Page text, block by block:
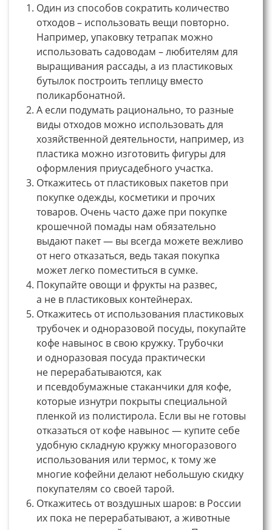
Один из способов сократить количество
отходов – использовать вещи повторно.
Например, упаковку тетрапак можно
использовать садоводам – любителям для
выращивания рассады, а из пластиковых
бутылок построить теплицу вместо
поликарбонатной.
А если подумать рационально, то разные
виды отходов можно использовать для
хозяйственной деятельности, например, из
пластика можно изготовить фигуры для
оформления приусадебного участка.
Откажитесь от пластиковых пакетов при
покупке одежды, косметики и прочих
товаров. Очень часто даже при покупке
крошечной помады нам обязательно
выдают пакет — вы всегда можете вежливо
от него отказаться, ведь такая покупка
может легко поместиться в сумке.
Покупайте овощи и фрукты на развес,
а не в пластиковых контейнерах.
Откажитесь от использования пластиковых
трубочек и одноразовой посуды, покупайте
кофе навынос в свою кружку. Трубочки
и одноразовая посуда практически
не перерабатываются, как
и псевдобумажные стаканчики для кофе,
которые изнутри покрыты специальной
пленкой из полистирола. Если вы не готовы
отказаться от кофе навынос — купите себе
удобную складную кружку многоразового
использования или термос, к тому же
многие кофейни делают небольшую скидку
покупателям со своей тарой.
Откажитесь от воздушных шаров: в России
их пока не перерабатывают, а животные